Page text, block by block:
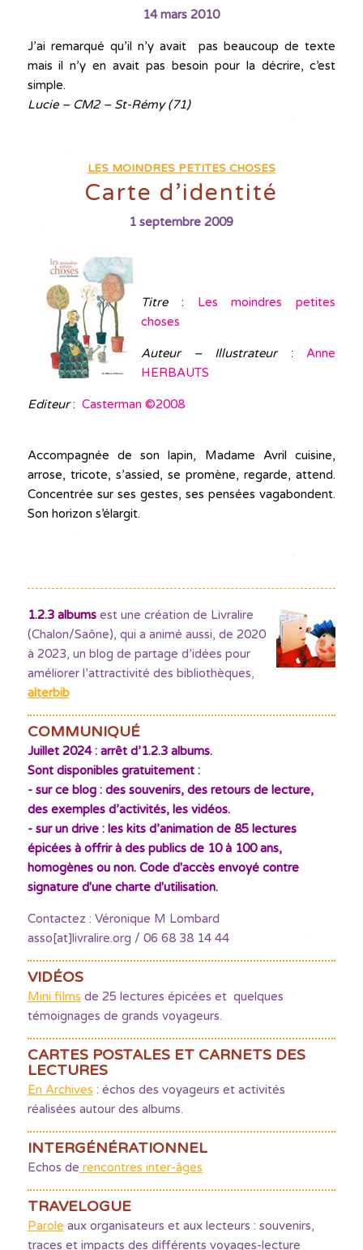
14 mars 2010
J’ai remarqué qu’il n’y avait pas beaucoup de texte
mais il n’y en avait pas besoin pour la décrire, c’est
simple.
Lucie – CM2 – St-Rémy (71)
LES MOINDRES PETITES CHOSES
Carte d’identité
1 septembre 2009
Titre: Les moindres petites
choses
Auteur – Illustrateur:Anne
HERBAUTS
Editeur: Casterman ©2008
Accompagnée de son lapin, Madame Avril cuisine,
arrose, tricote, s’assied, se promène, regarde, attend.
Concentrée sur ses gestes, ses pensées vagabondent.
Son horizon s’élargit.
1.2.3 albumsest une création de Livralire
(Chalon/Saône), qui a animé aussi, de 2020
à 2023, un blog de partage d’idées pour
améliorer l’attractivité des bibliothèques,
alterbib
COMMUNIQUÉ
Juillet 2024 : arrêt d’1.2.3 albums.
Sont disponibles gratuitement :
- sur ce blog : des souvenirs, des retours de lecture,
des exemples d’activités, les vidéos.
- sur un drive : les kits d’animation de 85 lectures
épicées à offrir à des publics de 10 à 100 ans,
homogènes ou non. Code d'accès envoyé contre
signature d'une charte d'utilisation.
Contactez : Véronique M Lombard
asso[at]livralire.org / 06 68 38 14 44
VIDÉOS
Mini films de 25 lectures épicées et quelques
témoignages de grands voyageurs.
CARTES POSTALES ET CARNETS DES
LECTURES
En Archives : échos des voyageurs et activités
réalisées autour des albums.
INTERGÉNÉRATIONNEL
Echos de rencontres inter-âges
TRAVELOGUE
Parole aux organisateurs et aux lecteurs : souvenirs,
traces et impacts des différents voyages-lecture